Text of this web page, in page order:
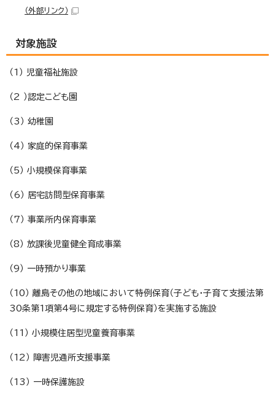
（外部リンク）
対象施設
（1） 児童福祉施設
（2 ）認定こども園
（3） 幼稚園
（4） 家庭的保育事業
（5） 小規模保育事業
（6） 居宅訪問型保育事業
（7） 事業所内保育事業
（8） 放課後児童健全育成事業
（9） 一時預かり事業
（10） 離島その他の地域において特例保育（子ども・子育て支援法第
30条第1項第4号に規定する特例保育）を実施する施設
（11） 小規模住居型児童養育事業
（12） 障害児通所支援事業
（13） 一時保護施設